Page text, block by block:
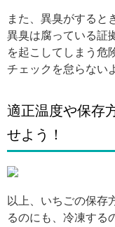
また、異臭がすると
異臭は腐っている証
を起こしてしまう危
チェックを怠らない
適正温度や保存
せよう！
引用: https://www.pakutaso.com/
以上、いちごの保存
るのにも、冷凍する